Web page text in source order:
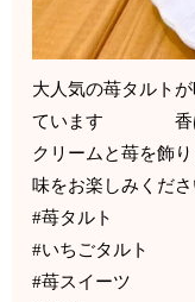
大人気の苺タルト
ています 香ばし
クリームと苺を
味をお楽しみ
#苺タルト
#いちごタルト
#苺スイーツ